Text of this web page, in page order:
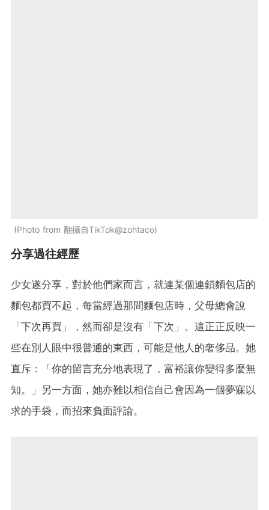
Photo from 翻攝自TikTok@zohtaco
分享過往經歷
少女遂分享，對於他們家而言，就連某個連鎖麵包店的
麵包都買不起，每當經過那間麵包店時，父母總會說
「下次再買」，然而卻是沒有「下次」。這正正反映一
些在別人眼中很普通的東西，可能是他人的奢侈品。她
直斥：「你的留言充分地表現了，富裕讓你變得多麼無
知。」另一方面，她亦難以相信自己會因為一個夢寐以
求的手袋，而招來負面評論。